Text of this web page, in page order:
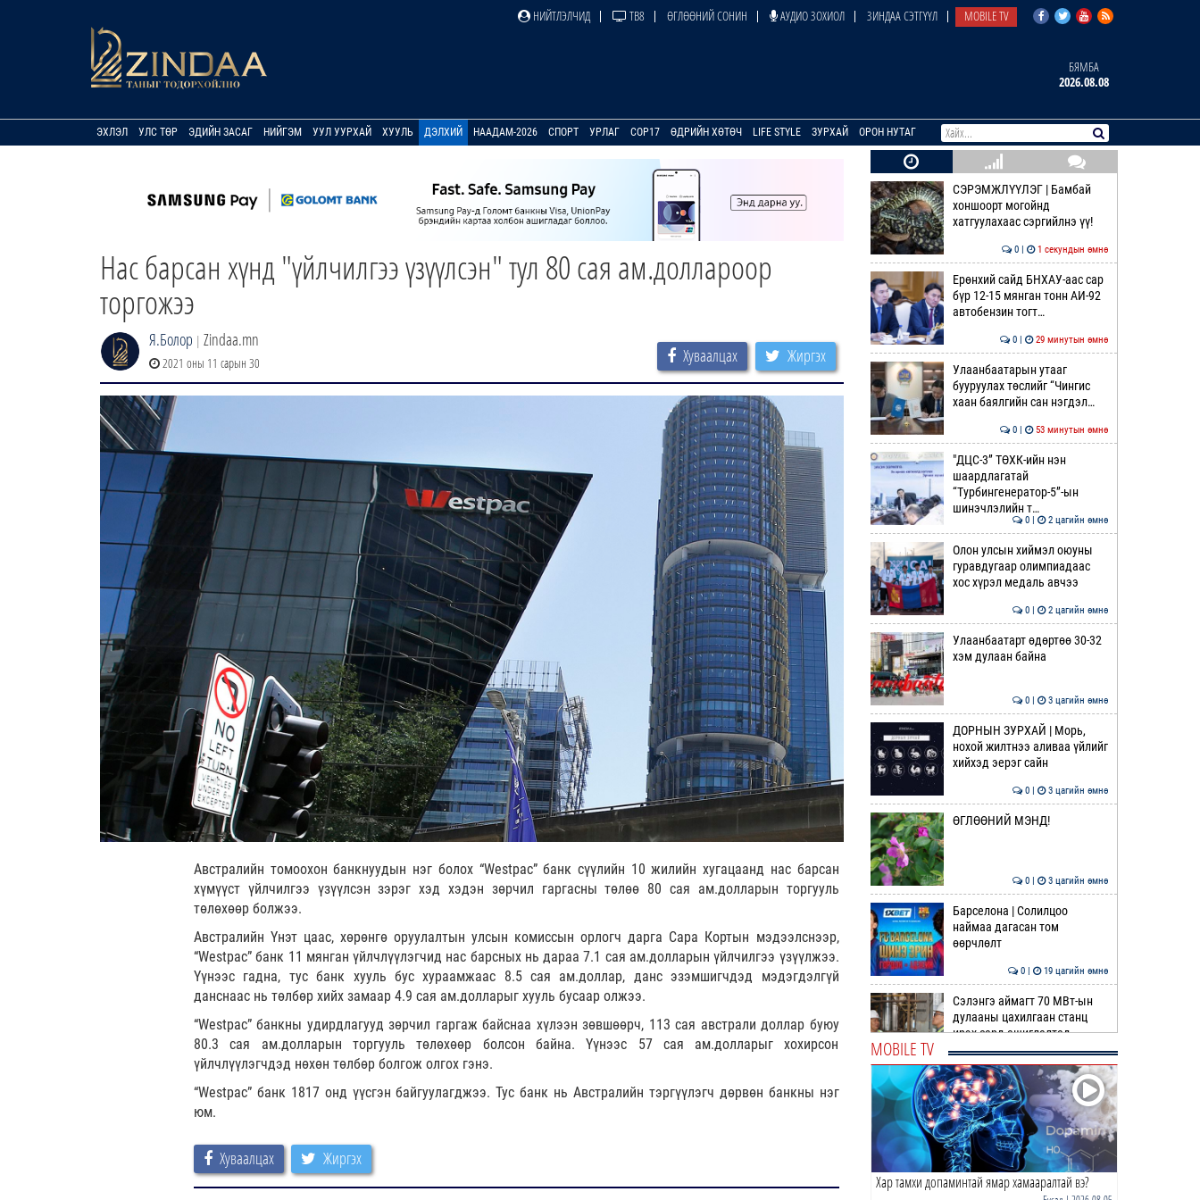
НИЙТЛЭЛЧИД ТВ8 ӨГЛӨӨНИЙ СОНИН АУДИО ЗОХИОЛ ЗИНДАА СЭТГҮҮЛ MOBILE TV
БЯМБА
2026.08.08
ЭХЛЭЛ УЛС ТӨР ЭДИЙН ЗАСАГ НИЙГЭМ УУЛ УУРХАЙ ХУУЛЬ ДЭЛХИЙ НААДАМ-2026 СПОРТ УРЛАГ COP17 ӨДРИЙН ХӨТӨЧ LIFE STYLE ЗУРХАЙ ОРОН НУТАГ
Нас барсан хүнд "үйлчилгээ үзүүлсэн" тул 80 сая ам.доллароор
торгожээ
Я.Болор | Zindaa.mn
2021 оны 11 сарын 30 Хуваалцах Жиргэх
Австралийн томоохон банкнуудын нэг болох “Westpac” банк сүүлийн 10 жилийн хугацаанд нас барсан
хүмүүст үйлчилгээ үзүүлсэн зэрэг хэд хэдэн зөрчил гаргасны төлөө 80 сая ам.долларын торгууль
төлөхөөр болжээ.
Австралийн Үнэт цаас, хөрөнгө оруулалтын улсын комиссын орлогч дарга Сара Кортын мэдээлснээр,
“Westpac” банк 11 мянган үйлчлүүлэгчид нас барсных нь дараа 7.1 сая ам.долларын үйлчилгээ үзүүлжээ.
Үүнээс гадна, тус банк хууль бус хураамжаас 8.5 сая ам.доллар, данс эзэмшигчдэд мэдэгдэлгүй
данснаас нь төлбөр хийх замаар 4.9 сая ам.долларыг хууль бусаар олжээ.
“Westpac” банкны удирдлагууд зөрчил гаргаж байснаа хүлээн зөвшөөрч, 113 сая австрали доллар буюу
80.3 сая ам.долларын торгууль төлөхөөр болсон байна. Үүнээс 57 сая ам.долларыг хохирсон
үйлчлүүлэгчдэд нөхөн төлбөр болгож олгох гэнэ.
“Westpac” банк 1817 онд үүсгэн байгуулагджээ. Тус банк нь Австралийн тэргүүлэгч дөрвөн банкны нэг
юм.
Хуваалцах Жиргэх
СЭРЭМЖЛҮҮЛЭГ | Бамбай
хоншоорт могойнд
хатгуулахаас сэргийлнэ үү!
0 | 1 секундын өмнө
Ерөнхий сайд БНХАУ-аас сар
бүр 12-15 мянган тонн АИ-92
автобензин тогт…
0 | 29 минутын өмнө
Улаанбаатарын утааг
бууруулах төслийг “Чингис
хаан баялгийн сан нэгдэл…
0 | 53 минутын өмнө
"ДЦС-3” ТӨХК-ийн нэн
шаардлагатай
“Турбингенератор-5”-ын
шинэчлэлийн т…
0 | 2 цагийн өмнө
Олон улсын хиймэл оюуны
гуравдугаар олимпиадаас
хос хүрэл медаль авчээ
0 | 2 цагийн өмнө
Улаанбаатарт өдөртөө 30-32
хэм дулаан байна
0 | 3 цагийн өмнө
ДОРНЫН ЗУРХАЙ | Морь,
нохой жилтнээ аливаа үйлийг
хийхэд эерэг сайн
0 | 3 цагийн өмнө
ӨГЛӨӨНИЙ МЭНД!
0 | 3 цагийн өмнө
Барселона | Солилцоо
наймаа дагасан том
өөрчлөлт
0 | 19 цагийн өмнө
Сэлэнгэ аймагт 70 МВт-ын
дулааны цахилгаан станц
ирэх сард ашиглалтад …
ДОХИО | Газрын тосны ханш
өсөж эхэллээ
0 | 20 цагийн өмнө
Шатахуун дамлан борлуулсан
MOBILE TV
Хар тамхи допаминтай ямар хамааралтай вэ?